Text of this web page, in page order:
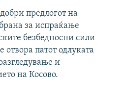
предлогот на
за испраќање
безбедносни сили
отвора патот одлуката
и
на Косово.